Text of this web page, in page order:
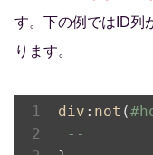
す。下の例ではID列
ります。
div : not (
--